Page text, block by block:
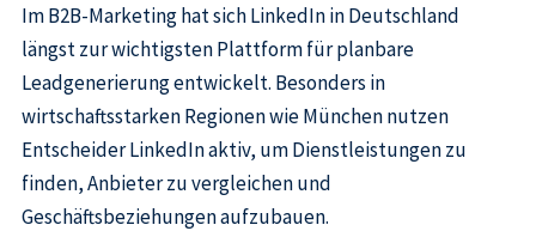
Im B2B-Marketing hat sich LinkedIn in Deutschland
längst zur wichtigsten Plattform für planbare
Leadgenerierung entwickelt. Besonders in
wirtschaftsstarken Regionen wie München nutzen
Entscheider LinkedIn aktiv, um Dienstleistungen zu
finden, Anbieter zu vergleichen und
Geschäftsbeziehungen aufzubauen.